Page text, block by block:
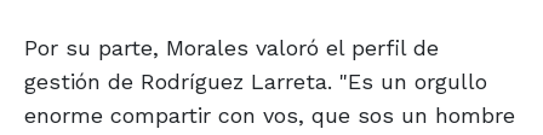
Por su parte, Morales valoró el perfil de
gestión de Rodríguez Larreta. "Es un orgullo
enorme compartir con vos, que sos un hombre